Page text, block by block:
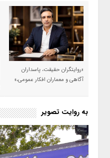
«روایتگران حقیقت، پاسداران
آگاهی و معماران افکار عمومی،»
به روایت تصویر